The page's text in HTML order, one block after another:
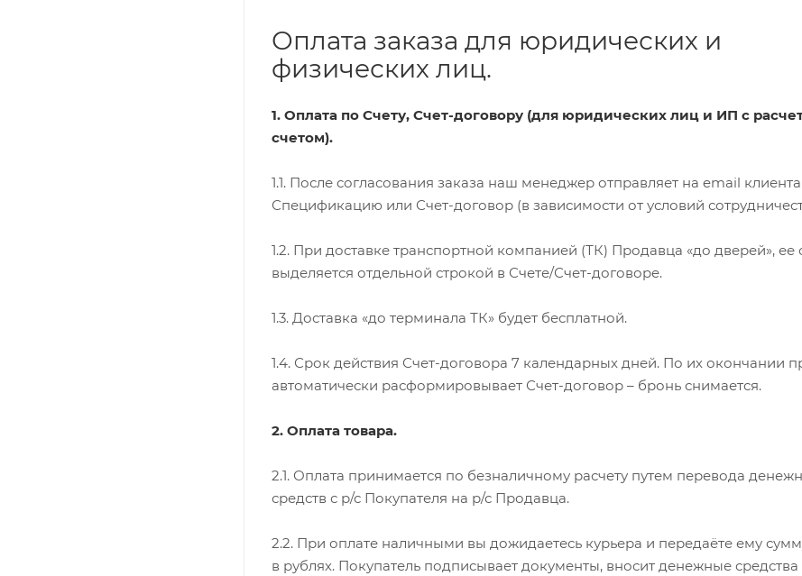
Оплата заказа для юридических и
физических лиц.
1. Оплата по Счету, Счет-договору (для юридических лиц и ИП с
счетом).
1.1. После согласования заказа наш менеджер отправляет на email
Спецификацию или Счет-договор (в зависимости от условий
1.2. При доставке транспортной компанией (ТК) Продавца «до дверей», ее
выделяется отдельной строкой в Счете/Счет-договоре.
1.3. Доставка «до терминала ТК» будет бесплатной.
1.4. Срок действия Счет-договора 7 календарных дней. По их окончании
автоматически расформировывает Счет-договор – бронь снимается.
2. Оплата товара.
2.1. Оплата принимается по безналичному расчету путем перевода
средств с р/с Покупателя на р/с Продавца.
2.2. При оплате наличными вы дожидаетесь курьера и передаёте ему
в рублях. Покупатель подписывает документы, вносит денежные средства